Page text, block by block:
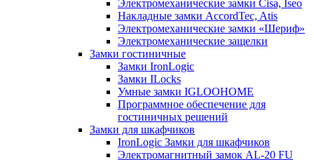
Электромеханические замки Cisa, Iseo
Накладные замки AccordTec, Atis
Электромеханические замки «Шериф»
Электромеханические защелки
Замки гостиничные
Замки IronLogic
Замки ILocks
Умные замки IGLOOHOME
Программное обеспечение для
гостиничных решений
Замки для шкафчиков
IronLogic Замки для шкафчиков
Электромагнитный замок AL-20 FU